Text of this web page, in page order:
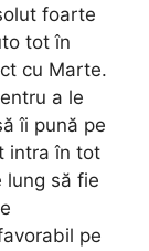
foarte
tot în
cu Marte.
a le
îi pună pe
intra în tot
lung să fie
pe